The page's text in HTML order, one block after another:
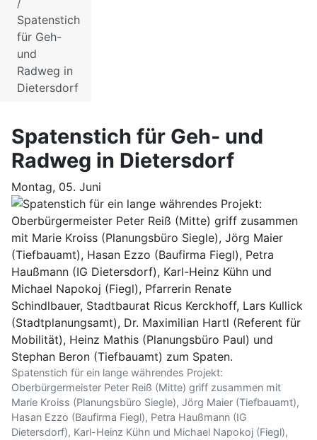
Spatenstich
für Geh-
und
Radweg in
Dietersdorf
Spatenstich für Geh- und
Radweg in Dietersdorf
Montag, 05. Juni
Spatenstich für ein lange währendes Projekt:
Oberbürgermeister Peter Reiß (Mitte) griff zusammen mit
Marie Kroiss (Planungsbüro Siegle), Jörg Maier (Tiefbauamt),
Hasan Ezzo (Baufirma Fiegl), Petra Haußmann (IG
Dietersdorf), Karl-Heinz Kühn und Michael Napokoj (Fiegl),